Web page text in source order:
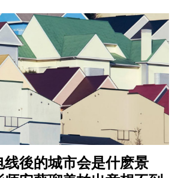
线後的城市会是什麽景